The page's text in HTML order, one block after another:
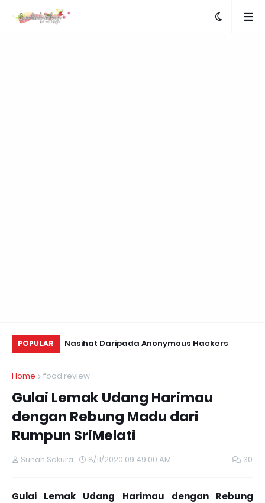
POPULAR
Valentine~ Nasihat Daripada Anonymous Hackers
Home
food review
Gulai Lemak Udang Harimau
dengan Rebung Madu dari
Rumpun SriMelati
Sunah Sakura 8/11/2020 09:49:00 AM 30
Gulai Lemak Udang Harimau dengan Rebung